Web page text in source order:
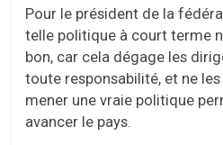
Pour le président de la
telle politique à court terme
bon, car cela dégage les
toute responsabilité, et ne
mener une vraie politique
avancer le pays.